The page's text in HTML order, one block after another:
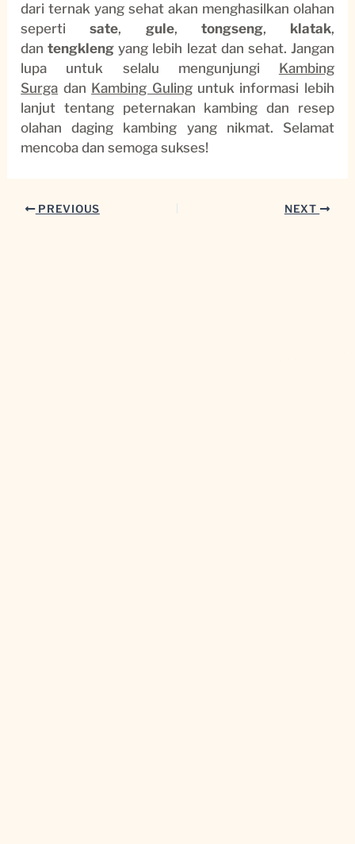
dari ternak yang sehat akan menghasilkan olahan
sepertisate, gule, tongseng, klatak,
dantengkleng yang lebih lezat dan sehat. Jangan
lupa untuk selalu mengunjungi Kambing
Surga dan Kambing Gulinguntuk informasi lebih
lanjut tentang peternakan kambing dan resep
olahan daging kambing yang nikmat. Selamat
mencoba dan semoga sukses!
PREVIOUS NEXT